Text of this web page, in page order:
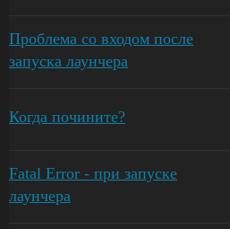
Проблема со входом после
запуска лаунчера
Когда почините?
Fatal Error - при запуске
лаунчера